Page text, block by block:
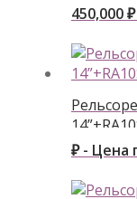
450,000₽
₽ - Цена